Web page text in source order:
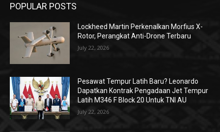
POPULAR POSTS
Lockheed Martin Perkenalkan Morfius X-
Rotor, Perangkat Anti-Drone Terbaru
July 22, 2026
Pesawat Tempur Latih Baru? Leonardo
Dapatkan Kontrak Pengadaan Jet Tempur
Latih M346 F Block 20 Untuk TNI AU
July 22, 2026